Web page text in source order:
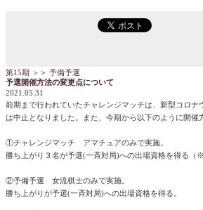
第15期 ＞＞ 予備予選
予選開催方法の変更点について
2021.05.31
前期まで行われていたチャレンジマッチは、新型コロナ
は中止となりました。また、今期から以下のように開催
①チャレンジマッチ アマチュアのみで実施。
勝ち上がり３名が予選(一斉対局)への出場資格を得る（※
②予備予選 女流棋士のみで実施。
勝ち上がりが予選(一斉対局)への出場資格を得る。